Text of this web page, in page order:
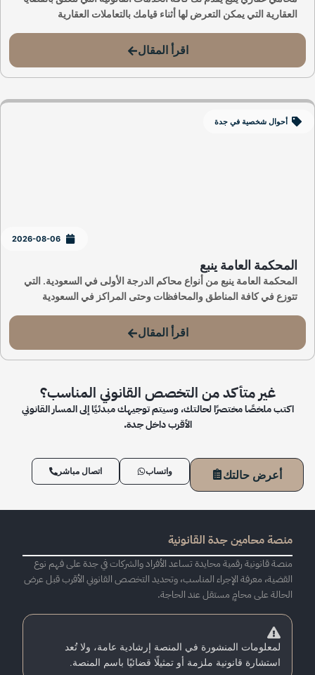
العقارية التي يمكن التعرض لها أثناء قيامك بالتعاملات العقارية
اقرأ المقال
أحوال شخصية في جدة
2026-08-06
المحكمة العامة ينبع
المحكمة العامة ينبع من أنواع محاكم الدرجة الأولى في السعودية. التي
تتوزع في كافة المناطق والمحافظات وحتى المراكز في السعودية
اقرأ المقال
غير متأكد من التخصص القانوني المناسب؟
اكتب ملخصًا مختصرًا لحالتك، وسيتم توجيهك مبدئيًا إلى المسار القانوني
الأقرب داخل جدة.
أعرض حالتك واتساب اتصال مباشر
منصة محامين جدة القانونية
منصة قانونية رقمية محايدة تساعد الأفراد والشركات في جدة على فهم نوع
القضية، معرفة الإجراء المناسب، وتحديد التخصص القانوني الأقرب قبل عرض
الحالة على محامٍ مستقل عند الحاجة.
لمعلومات المنشورة في المنصة إرشادية عامة، ولا تُعد
استشارة قانونية ملزمة أو تمثيلًا قضائيًا باسم المنصة.